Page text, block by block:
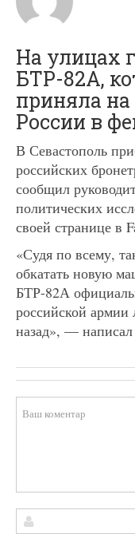
На улицах
БТР-82А,
приняла
России в
В Севастополь
российских
сообщил
политических
своей странице в
«Судя по всему,
обкатать новую
БТР-82А
российской армии
назад», —